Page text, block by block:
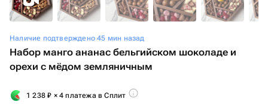
Наличие подтверждено 45 мин назад
Набор манго ананас бельгийском шоколаде и
орехи с мёдом земляничным
1 238₽ × 4 платежа в Сплит